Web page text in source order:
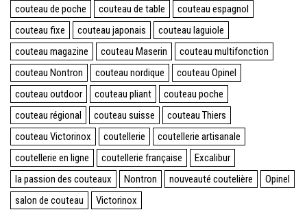
couteau de poche
couteau de table
couteau espagnol
couteau fixe
couteau japonais
couteau laguiole
couteau magazine
couteau Maserin
couteau multifonction
couteau Nontron
couteau nordique
couteau Opinel
couteau outdoor
couteau pliant
couteau poche
couteau régional
couteau suisse
couteau Thiers
couteau Victorinox
coutellerie
coutellerie artisanale
coutellerie en ligne
coutellerie française
Excalibur
la passion des couteaux
Nontron nouveauté coutelière
Opinel
salon de couteau
Victorinox